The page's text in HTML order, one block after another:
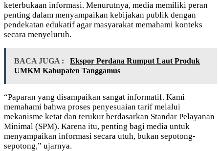
keterbukaan informasi. Menurutnya, media memiliki peran
penting dalam menyampaikan kebijakan publik dengan
pendekatan edukatif agar masyarakat memahami konteks
secara menyeluruh.
BACA JUGA :
Ekspor Perdana Rumput Laut Produk
UMKM Kabupaten Tanggamus
“Paparan yang disampaikan sangat informatif. Kami
memahami bahwa proses penyesuaian tarif melalui
mekanisme ketat dan terukur berdasarkan Standar Pelayanan
Minimal (SPM). Karena itu, penting bagi media untuk
menyampaikan informasi secara utuh, bukan sepotong-
sepotong,” ujarnya.